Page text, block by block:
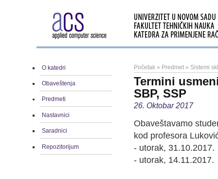
O katedri
Obaveštenja
Predmeti
Nastavnici
Saradnici
Repozitorijum
Početak » Predmet » Sistemi
Termini
SBP, SSP
26. Oktobar 2017
Obaveštavamo
kod profesora
- utorak, 31.10.2017.
- utorak, 14.11.2017.